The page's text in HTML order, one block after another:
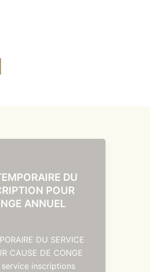
DU
POUR
ANNUEL
DU SERVICE
CAUSE DE CONGE
service inscriptions